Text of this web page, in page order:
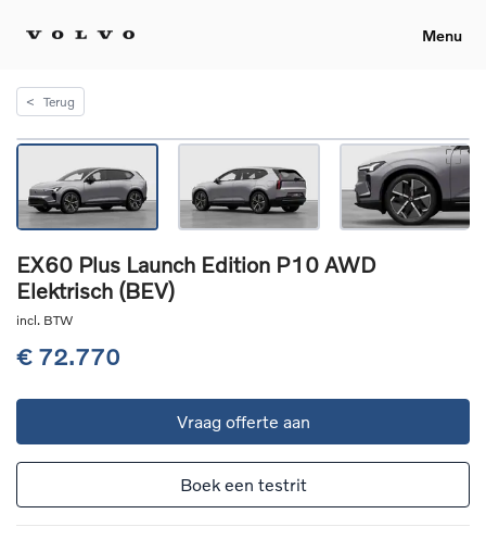
Menu
< Terug
EX60 Plus Launch Edition P10 AWD
Elektrisch (BEV)
incl. BTW
€ 72.770
Vraag offerte aan
Boek een testrit